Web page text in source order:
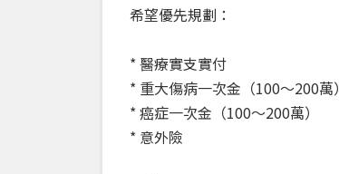
希望優先規劃：
* 醫療實支實付
* 重大傷病一次金（100～200萬）
* 癌症一次金（100～200萬）
* 意外險